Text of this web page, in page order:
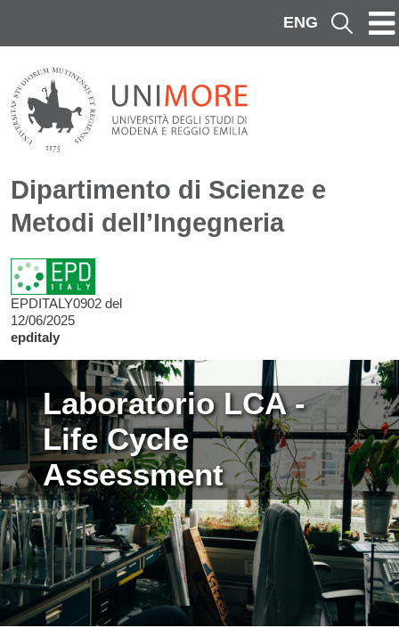
ENG Cerca
Dipartimento di Scienze e
Metodi dell’Ingegneria
EPDITALY0902 del
12/06/2025
epditaly
Laboratorio LCA -
Life Cycle
Assessment